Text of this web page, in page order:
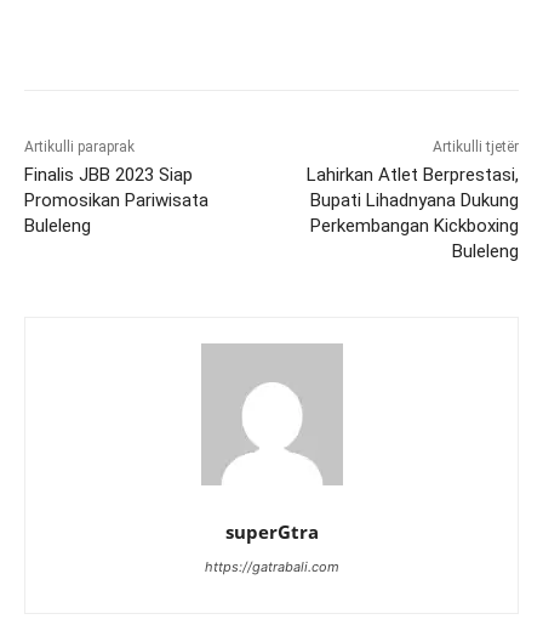
Artikulli paraprak
Finalis JBB 2023 Siap
Promosikan Pariwisata
Buleleng
Artikulli tjetër
Lahirkan Atlet Berprestasi,
Bupati Lihadnyana Dukung
Perkembangan Kickboxing
Buleleng
superGtra
https://gatrabali.com